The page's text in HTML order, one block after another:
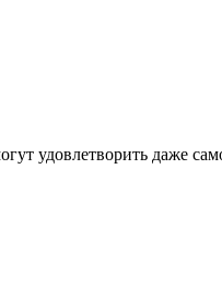
удовлетворить даже